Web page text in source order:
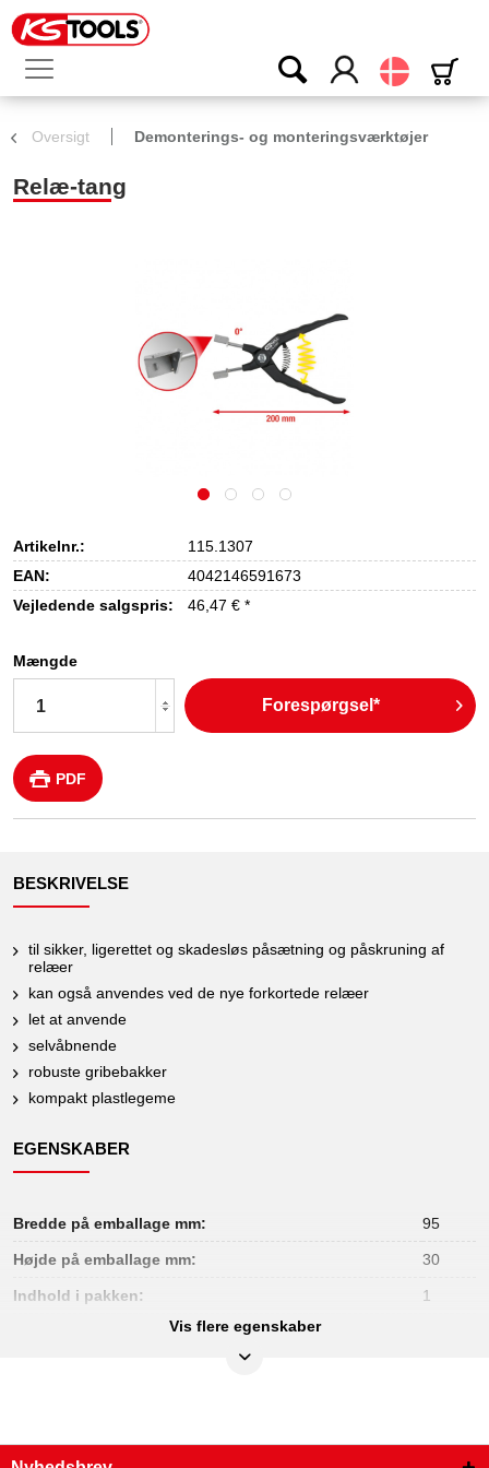
Dansk
Oversigt Demonterings- og monteringsværktøjer
Relæ-tang
Artikelnr.:
115.1307
EAN:
4042146591673
Vejledende salgspris:
46,47 € *
Mængde
Forespørgsel*
PDF
BESKRIVELSE
til sikker, ligerettet og skadesløs påsætning og påskruning af
relæer
kan også anvendes ved de nye forkortede relæer
let at anvende
selvåbnende
robuste gribebakker
kompakt plastlegeme
EGENSKABER
Bredde på emballage mm: 95
Højde på emballage mm: 30
Indhold i pakken: 1
Længde på emballage mm:Vis flere egenskaber